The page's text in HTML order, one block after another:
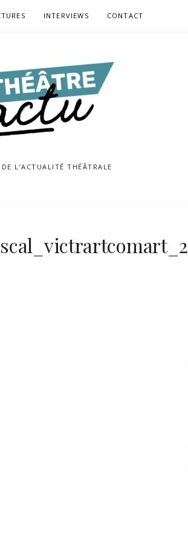
INTERVIEWS CONTACT
L’ACTUALITÉ THÉÂTRALE